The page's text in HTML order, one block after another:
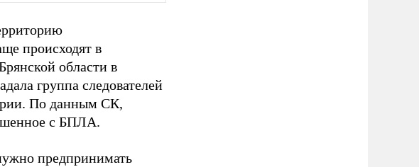
происходят в
области в
группа следователей
По данным СК,
с БПЛА.
предпринимать